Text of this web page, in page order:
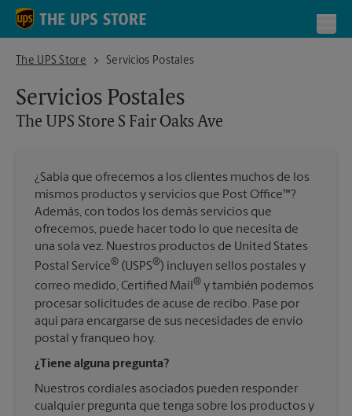
Skip to content
Return to Nav
The UPS Store
The UPS Store S Fair Oaks Ave
Servicios Postales
Servicios Postales
The UPS Store S Fair Oaks Ave
¿Sabía que ofrecemos a los clientes muchos de los
mismos productos y servicios que Post Office™?
Además, con todos los demás servicios que
ofrecemos, puede hacer todo lo que necesita de
una sola vez. Nuestros productos de United States
Postal Service® (USPS®) incluyen sellos postales y
correo medido, Certified Mail® y también podemos
procesar solicitudes de acuse de recibo. Pase por
aquí para encargarse de sus necesidades de envío
postal y franqueo hoy.
¿Tiene alguna pregunta?
Nuestros cordiales asociados pueden responder
cualquier pregunta que tenga sobre los productos y